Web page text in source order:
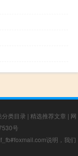
分类目录 | 精选推荐文章 | 网
号
说明，我们